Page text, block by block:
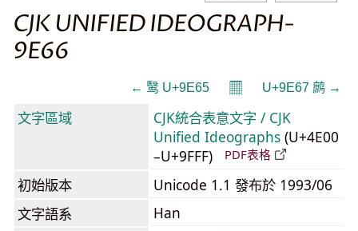
CJK UNIFIED IDEOGRAPH-
9E66
← 鹥 U+9E65 𝄜 U+9E67 鹧 →
文字區域
CJK統合表意文字 / CJK
Unified Ideographs (U+4E00
–U+9FFF)
PDF表格
初始版本
Unicode 1.1 發布於 1993/06
文字語系
Han